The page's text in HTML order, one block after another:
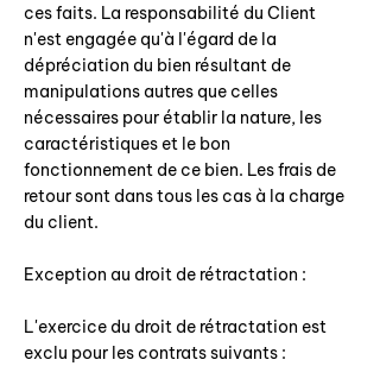
ces faits. La responsabilité du Client
n'est engagée qu'à l'égard de la
dépréciation du bien résultant de
manipulations autres que celles
nécessaires pour établir la nature, les
caractéristiques et le bon
fonctionnement de ce bien. Les frais de
retour sont dans tous les cas à la charge
du client.
Exception au droit de rétractation :
L'exercice du droit de rétractation est
exclu pour les contrats suivants :